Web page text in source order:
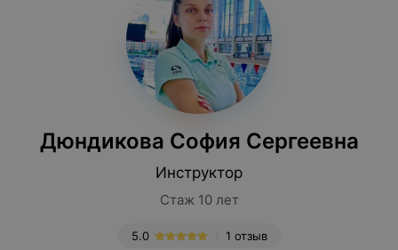
Дюндикова София Сергеевна
Инструктор
Стаж 10 лет
1 отзыв
5.0